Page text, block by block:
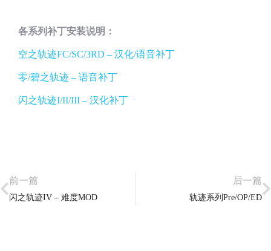
各系列补丁安装说明：
空之轨迹FC/SC/3RD – 汉化/语音补丁
零/碧之轨迹 – 语音补丁
闪之轨迹I/II/III – 汉化补丁
前一篇
闪之轨迹IV – 难度MOD
后一篇
轨迹系列Pre/OP/ED